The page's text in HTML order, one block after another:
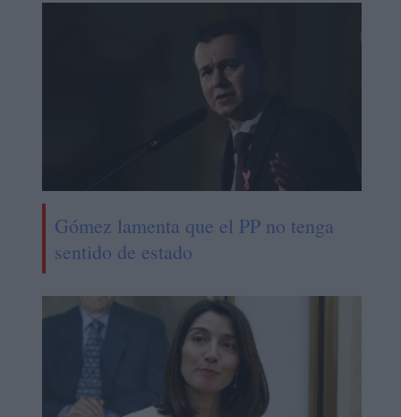
Gómez lamenta que el PP no tenga
sentido de estado